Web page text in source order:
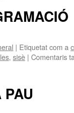
| Etiquetat com a
, sisè | Comentaris